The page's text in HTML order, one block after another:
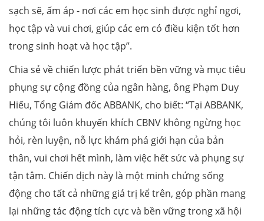
sạch sẽ, ấm áp - nơi các em học sinh được nghỉ ngơi,
học tập và vui chơi, giúp các em có điều kiện tốt hơn
trong sinh hoạt và học tập”.
Chia sẻ về chiến lược phát triển bền vững và mục tiêu
phụng sự cộng đồng của ngân hàng, ông Phạm Duy
Hiếu, Tổng Giám đốc ABBANK, cho biết: “Tại ABBANK,
chúng tôi luôn khuyến khích CBNV không ngừng học
hỏi, rèn luyện, nỗ lực khám phá giới hạn của bản
thân, vui chơi hết mình, làm việc hết sức và phụng sự
tận tâm. Chiến dịch này là một minh chứng sống
động cho tất cả những giá trị kể trên, góp phần mang
lại những tác động tích cực và bền vững trong xã hội